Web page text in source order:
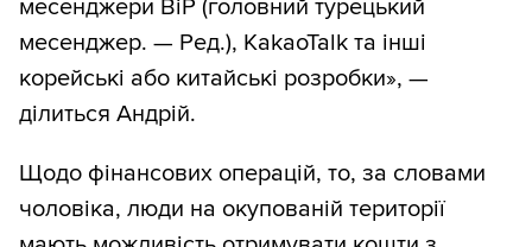
месенджери BiP (головний турецький
месенджер. — Ред.), KakaoTalk та інші
корейські або китайські розробки», —
ділиться Андрій.
Щодо фінансових операцій, то, за словами
чоловіка, люди на окупованій території